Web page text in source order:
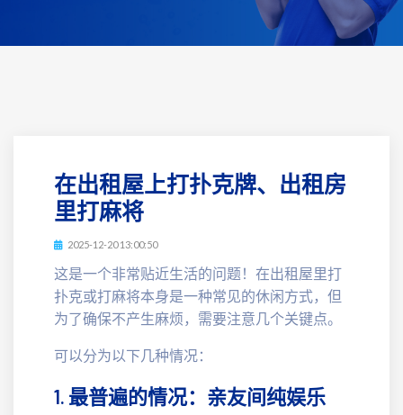
在出租屋上打扑克牌、出租房
里打麻将
2025-12-20 13:00:50
这是一个非常贴近生活的问题！在出租屋里打
扑克或打麻将本身是一种常见的休闲方式，但
为了确保不产生麻烦，需要注意几个关键点。
可以分为以下几种情况：
1. 最普遍的情况：亲友间纯娱乐